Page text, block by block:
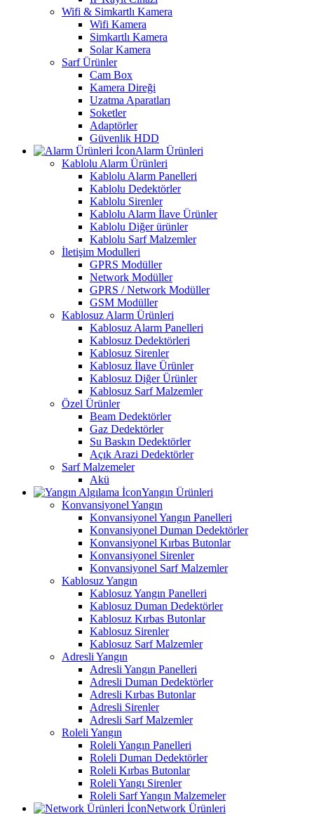
Wifi & Simkartlı Kamera
Wifi Kamera
Simkartlı Kamera
Solar Kamera
Sarf Ürünler
Cam Box
Kamera Direği
Uzatma Aparatları
Soketler
Adaptörler
Güvenlik HDD
Alarm Ürünleri
Kablolu Alarm Ürünleri
Kablolu Alarm Panelleri
Kablolu Dedektörler
Kablolu Sirenler
Kablolu Alarm İlave Ürünler
Kablolu Diğer ürünler
Kablolu Sarf Malzemler
İletişim Modulleri
GPRS Modüller
Network Modüller
GPRS / Network Modüller
GSM Modüller
Kablosuz Alarm Ürünleri
Kablosuz Alarm Panelleri
Kablosuz Dedektörleri
Kablosuz Sirenler
Kablosuz İlave Ürünler
Kablosuz Diğer Ürünler
Kablosuz Sarf Malzemler
Özel Ürünler
Beam Dedektörler
Gaz Dedektörler
Su Baskın Dedektörler
Açık Arazi Dedektörler
Sarf Malzemeler
Akü
Yangın Ürünleri
Konvansiyonel Yangın
Konvansiyonel Yangın Panelleri
Konvansiyonel Duman Dedektörler
Konvansiyonel Kırbas Butonlar
Konvansiyonel Sirenler
Konvansiyonel Sarf Malzemler
Kablosuz Yangın
Kablosuz Yangın Panelleri
Kablosuz Duman Dedektörler
Kablosuz Kırbas Butonlar
Kablosuz Sirenler
Kablosuz Sarf Malzemler
Adresli Yangın
Adresli Yangın Panelleri
Adresli Duman Dedektörler
Adresli Kırbas Butonlar
Adresli Sirenler
Adresli Sarf Malzemler
Roleli Yangın
Roleli Yangın Panelleri
Roleli Duman Dedektörler
Roleli Kırbas Butonlar
Roleli Yangı Sirenler
Roleli Sarf Yangın Malzemeler
Network Ürünleri